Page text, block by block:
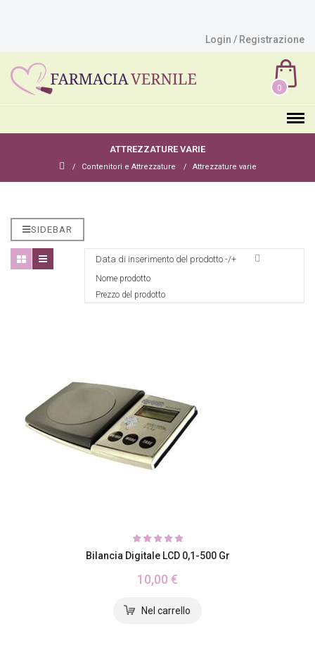
Login / Registrazione
0
ATTREZZATURE VARIE
Contenitori e Attrezzature Attrezzature varie
SIDEBAR
Data di inserimento del prodotto -/+
Nome prodotto
Prezzo del prodotto
Bilancia Digitale LCD 0,1-500 Gr
10,00 €